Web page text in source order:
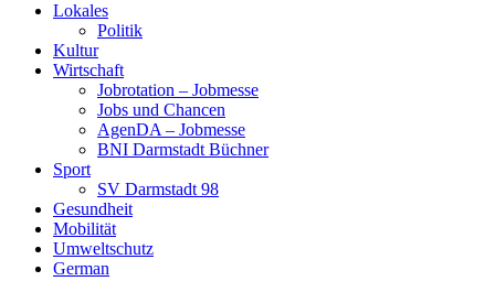
Lokales
Politik
Kultur
Wirtschaft
Jobrotation – Jobmesse
Jobs und Chancen
AgenDA – Jobmesse
BNI Darmstadt Büchner
Sport
SV Darmstadt 98
Gesundheit
Mobilität
Umweltschutz
German